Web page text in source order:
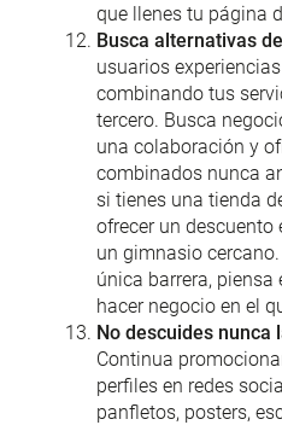
que llenes tu página
Busca alternativas
usuarios
combinando tus
tercero. Busca
una colaboración y
combinados nunca
si tienes una tienda
ofrecer un descuento
un gimnasio
única barrera,
hacer negocio en el
No descuides nunca
Continua
perfiles en redes
panfletos, posters,